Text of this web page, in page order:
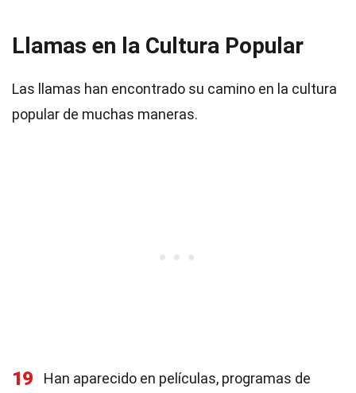
Llamas en la Cultura Popular
Las llamas han encontrado su camino en la cultura
popular de muchas maneras.
19 Han aparecido en películas, programas de